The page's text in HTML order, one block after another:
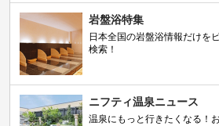
岩盤浴特集
日本全国の岩盤浴情報だけを
検索！
ニフティ温泉ニュース
温泉にもっと行きたくなる！